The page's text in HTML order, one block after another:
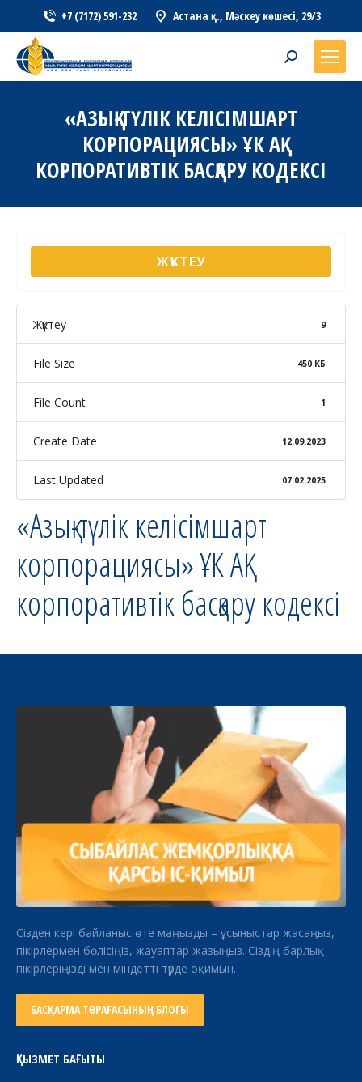
+7 (7172) 591-232 Астана қ., Мәскеу көшесі, 29/3
Search:
«АЗЫҚ-ТҮЛІК КЕЛІСІМШАРТ
КОРПОРАЦИЯСЫ» ҰК АҚ
КОРПОРАТИВТІК БАСҚАРУ КОДЕКСІ
ЖҮКТЕУ
Жүктеу 9
File Size 450 КБ
File Count 1
Create Date 12.09.2023
Last Updated 07.02.2025
«Азық-түлік келісімшарт
корпорациясы» ҰК АҚ
корпоративтік басқару кодексі
Сізден кері байланыс өте маңызды – ұсыныстар жасаңыз,
пікірлермен бөлісіңіз, жауаптар жазыңыз. Сіздің барлық
пікірлеріңізді мен міндетті түрде оқимын.
БАСҚАРМА ТӨРАҒАСЫНЫҢ БЛОГЫ
ҚЫЗМЕТ БАҒЫТЫ